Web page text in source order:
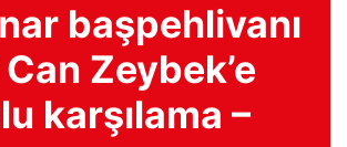
başpehlivanı
Zeybek’e
karşılama –